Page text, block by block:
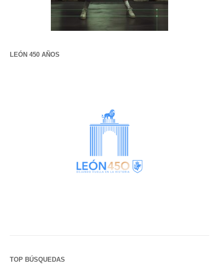
LEÓN 450 AÑOS
TOP BÚSQUEDAS